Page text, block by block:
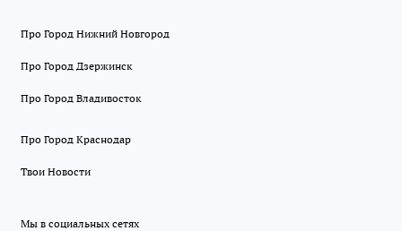
Про Город Нижний Новгород
Про Город Дзержинск
Про Город Владивосток
Про Город Краснодар
Твои Новости
Мы в социальных сетях